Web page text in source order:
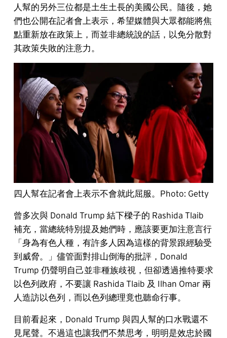
人幫的另外三位都是土生土長的美國公民。隨後，她
們也公開在記者會上表示，希望媒體與大眾都能將焦
點重新放在政策上，而並非總統說的話，以免分散對
其政策失敗的注意力。
四人幫在記者會上表示不會就此屈服。Photo: Getty
曾多次與 Donald Trump 結下樑子的 Rashida Tlaib
補充，當總統特別提及她們時，應該要更加注意言行
「身為有色人種，有許多人因為這樣的背景跟經驗受
到威脅。」儘管面對排山倒海的批評，Donald
Trump 仍聲明自己並非種族歧視，但卻透過推特要求
以色列政府，不要讓 Rashida Tlaib 及 Ilhan Omar 兩
人造訪以色列，而以色列總理竟也聽命行事。
目前看起來，Donald Trump 與四人幫的口水戰還不
見尾聲。不過這也讓我們不禁思考，明明是效忠於國